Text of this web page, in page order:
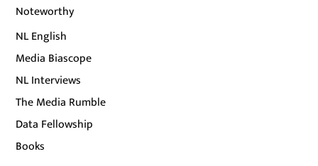
Noteworthy
NL English
Media Biascope
NL Interviews
The Media Rumble
Data Fellowship
Books